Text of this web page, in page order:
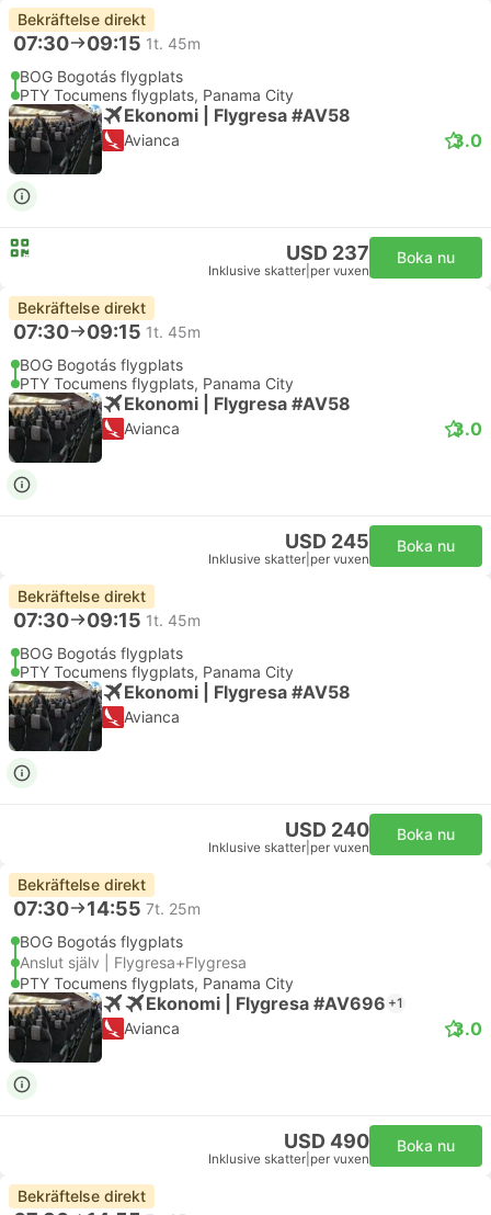
Bekräftelse direkt
07:30 09:15 1t. 45m
BOG Bogotás flygplats
PTY Tocumens flygplats, Panama City
Ekonomi | Flygresa #AV58
Avianca 3.0
USD 237
Inklusive skatter per vuxen
Boka nu
Bekräftelse direkt
07:30 09:15 1t. 45m
BOG Bogotás flygplats
PTY Tocumens flygplats, Panama City
Ekonomi | Flygresa #AV58
Avianca 3.0
USD 245
Inklusive skatter per vuxen
Boka nu
Bekräftelse direkt
07:30 09:15 1t. 45m
BOG Bogotás flygplats
PTY Tocumens flygplats, Panama City
Ekonomi | Flygresa #AV58
Avianca
USD 240
Inklusive skatter per vuxen
Boka nu
Bekräftelse direkt
07:30 14:55 7t. 25m
BOG Bogotás flygplats
Anslut själv | Flygresa+Flygresa
PTY Tocumens flygplats, Panama City
Ekonomi | Flygresa #AV696 +1
Avianca 3.0
USD 490
Inklusive skatter per vuxen
Boka nu
Bekräftelse direkt